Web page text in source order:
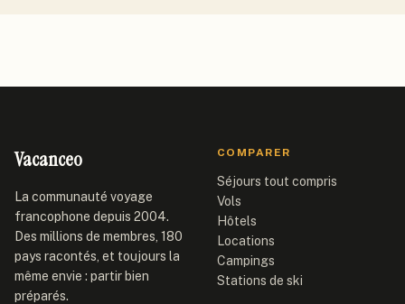
Vacanceo
La communauté voyage
francophone depuis 2004.
Des millions de membres, 180
pays racontés, et toujours la
même envie : partir bien
préparés.
COMPARER
Séjours tout compris
Vols
Hôtels
Locations
Campings
Stations de ski